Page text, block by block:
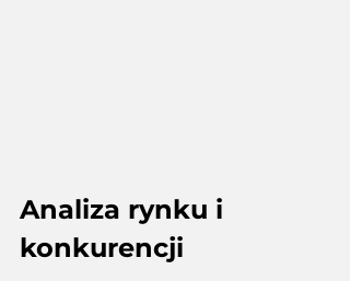
Analiza rynku i
konkurencji